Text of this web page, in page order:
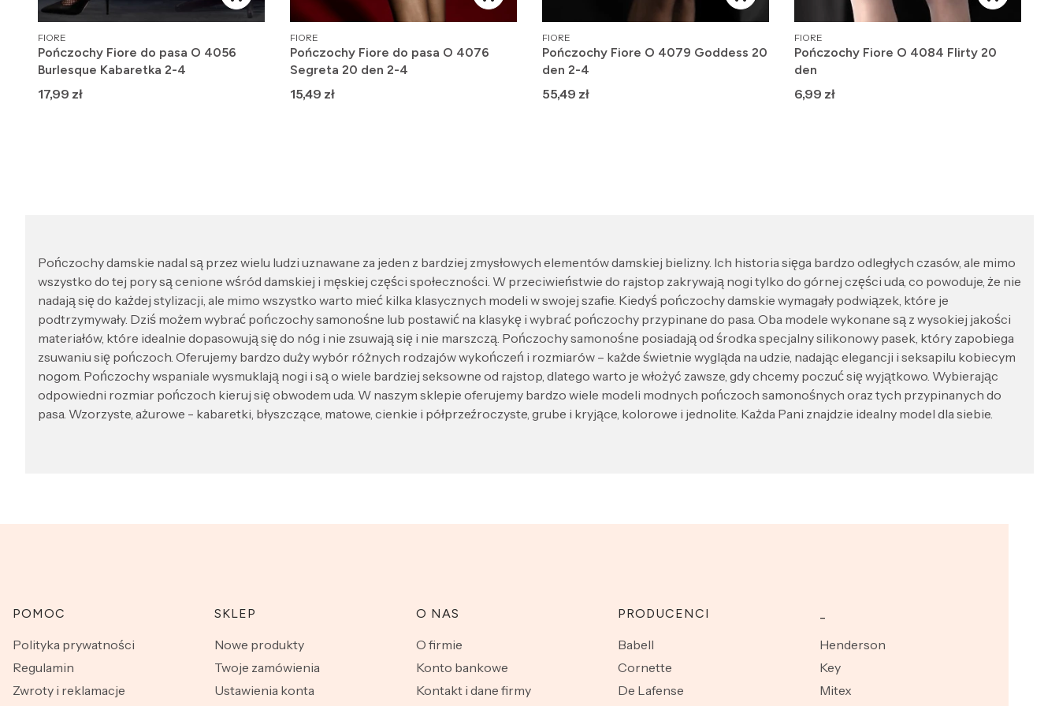
PRODUCENT
FIORE
Pończochy Fiore do pasa O 4056
Burlesque Kabaretka 2-4
Cena
17,99 zł
PRODUCENT
FIORE
Pończochy Fiore do pasa O 4076
Segreta 20 den 2-4
Cena
15,49 zł
PRODUCENT
FIORE
Pończochy Fiore O 4079 Goddess 20
den 2-4
Cena
55,49 zł
PRODUCENT
FIORE
Pończochy Fiore O 4084 Flirty 20
den
Cena
6,99 zł
Pończochy damskie nadal są przez wielu ludzi uznawane za jeden z bardziej zmysłowych elementów damskiej bielizny. Ich historia sięga bardzo odległych czasów, ale mimo
wszystko do tej pory są cenione wśród damskiej i męskiej części społeczności. W przeciwieństwie do rajstop zakrywają nogi tylko do górnej części uda, co powoduje, że nie
nadają się do każdej stylizacji, ale mimo wszystko warto mieć kilka klasycznych modeli w swojej szafie. Kiedyś pończochy damskie wymagały podwiązek, które je
podtrzymywały. Dziś możem wybrać pończochy samonośne lub postawić na klasykę i wybrać pończochy przypinane do pasa. Oba modele wykonane są z wysokiej jakości
materiałów, które idealnie dopasowują się do nóg i nie zsuwają się i nie marszczą. Pończochy samonośne posiadają od środka specjalny silikonowy pasek, który zapobiega
zsuwaniu się pończoch. Oferujemy bardzo duży wybór różnych rodzajów wykończeń i rozmiarów – każde świetnie wygląda na udzie, nadając elegancji i seksapilu kobiecym
nogom. Pończochy wspaniale wysmuklają nogi i są o wiele bardziej seksowne od rajstop, dlatego warto je włożyć zawsze, gdy chcemy poczuć się wyjątkowo. Wybierając
odpowiedni rozmiar pończoch kieruj się obwodem uda. W naszym sklepie oferujemy bardzo wiele modeli modnych pończoch samonośnych oraz tych przypinanych do
pasa. Wzorzyste, ażurowe - kabaretki, błyszczące, matowe, cienkie i półprzeźroczyste, grube i kryjące, kolorowe i jednolite. Każda Pani znajdzie idealny model dla siebie.
Linki w stopce
POMOC
Polityka prywatności
Regulamin
Zwroty i reklamacje
SKLEP
Nowe produkty
Twoje zamówienia
Ustawienia konta
O NAS
O firmie
Konto bankowe
Kontakt i dane firmy
PRODUCENCI
Babell
Cornette
De Lafense
Henderson
Key
Mitex